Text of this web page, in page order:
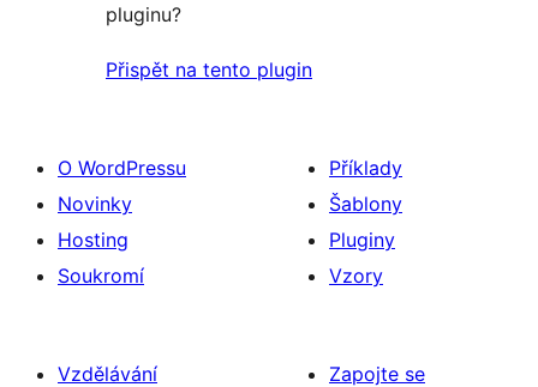
pluginu?
Přispět na tento plugin
O WordPressu
Novinky
Hosting
Soukromí
Příklady
Šablony
Pluginy
Vzory
Vzdělávání
Zapojte se